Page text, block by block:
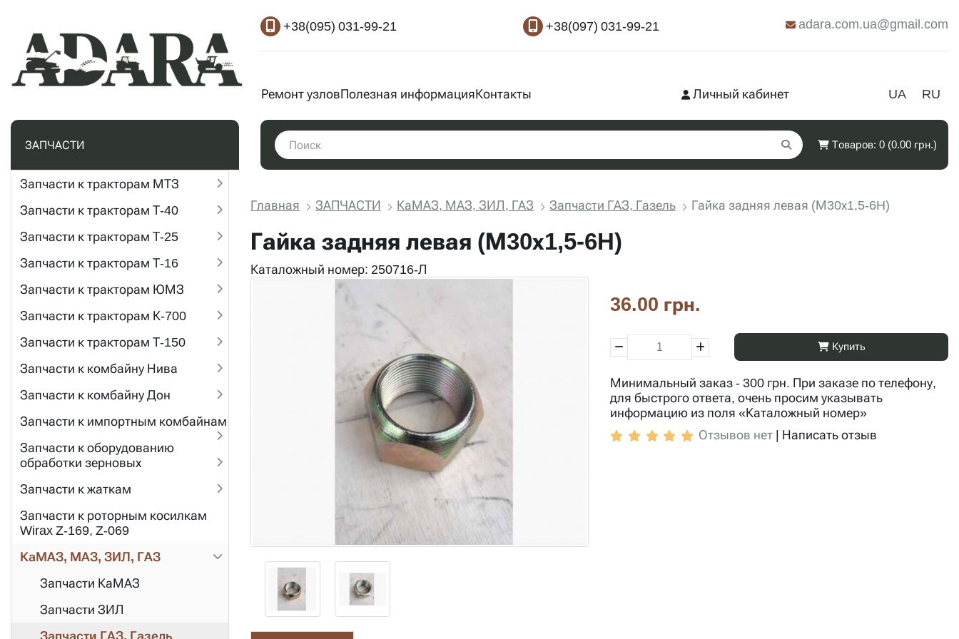
+38(095) 031-99-21 +38(097) 031-99-21 adara.com.ua@gmail.com
Ремонт узловПолезная информацияКонтакты UA RU
Личный кабинет
ЗАПЧАСТИ Товаров: 0 (0.00 грн.)
Запчасти к тракторам МТЗ
Запчасти к тракторам Т-40
Запчасти к тракторам Т-25
Запчасти к тракторам Т-16
Запчасти к тракторам ЮМЗ
Запчасти к тракторам К-700
Запчасти к тракторам Т-150
Запчасти к комбайну Нива
Запчасти к комбайну Дон
Запчасти к импортным комбайнам
Запчасти к оборудованию
обработки зерновых
Запчасти к жаткам
Запчасти к роторным косилкам
Wirax Z-169, Z-069
КаМАЗ, МАЗ, ЗИЛ, ГАЗ
Запчасти КаМАЗ
Запчасти ЗИЛ
Запчасти ГАЗ, Газель
Главная ЗАПЧАСТИ КаМАЗ, МАЗ, ЗИЛ, ГАЗ Запчасти ГАЗ, Газель Гайка задняя левая (М30х1,5-6H)
Гайка задняя левая (М30х1,5-6H)
Каталожный номер: 250716-Л
36.00 грн.
Купить
Минимальный заказ - 300 грн. При заказе по телефону,
для быстрого ответа, очень просим указывать
информацию из поля «Каталожный номер»
Отзывов нет | Написать отзыв